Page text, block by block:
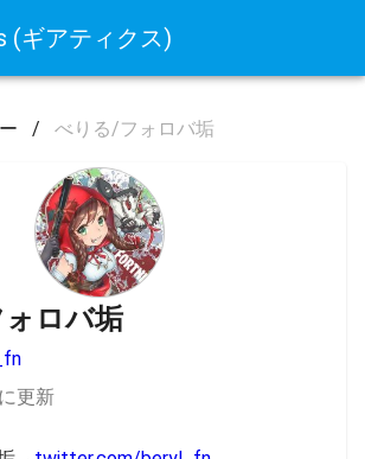
(ギアティクス)
/ べりる/フォロバ垢
ロバ垢
更新